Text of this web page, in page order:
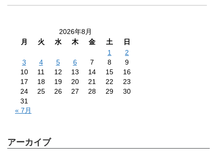
2026年8月
月
火 水 木 金 土
日
1
2
3
4 5 6 7 8
9
10
11 12 13 14 15
16
17
18 19 20 21 22
23
24
25 26 27 28 29
30
31
« 7月
アーカイブ